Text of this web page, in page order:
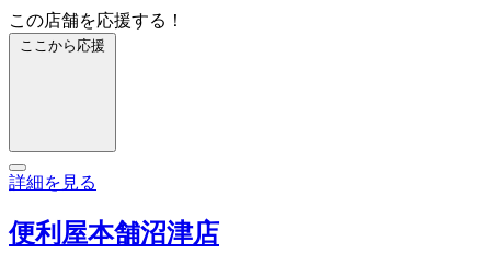
この店舗を応援する！
ここから応援
詳細を見る
便利屋本舗沼津店